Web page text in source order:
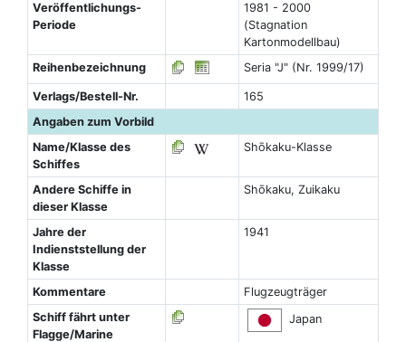
Veröffentlichungs-
Periode
1981 - 2000
(Stagnation
Kartonmodellbau)
Reihenbezeichnung
Seria "J" (Nr. 1999/17)
Verlags/Bestell-Nr.
165
Angaben zum Vorbild
Name/Klasse des
Schiffes
Shōkaku-Klasse
Andere Schiffe in
dieser Klasse
Shōkaku, Zuikaku
Jahre der
Indienststellung der
Klasse
1941
Kommentare
Flugzeugträger
Schiff fährt unter
Flagge/Marine
Japan